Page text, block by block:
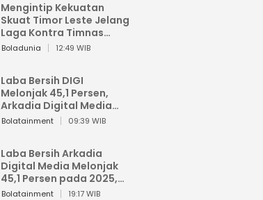
Mengintip Kekuatan
Skuat Timor Leste Jelang
Laga Kontra Timnas
Indonesia di Piala AFF
Boladunia 12:49 WIB
Laba Bersih DIGI
Melonjak 45,1 Persen,
Arkadia Digital Media
Perkuat Bisnis AI dan
Bolatainment 09:39 WIB
Laba Bersih Arkadia
Digital Media Melonjak
45,1 Persen pada 2025,
Sentuh Rp1,76 Miliar
Bolatainment 19:17 WIB